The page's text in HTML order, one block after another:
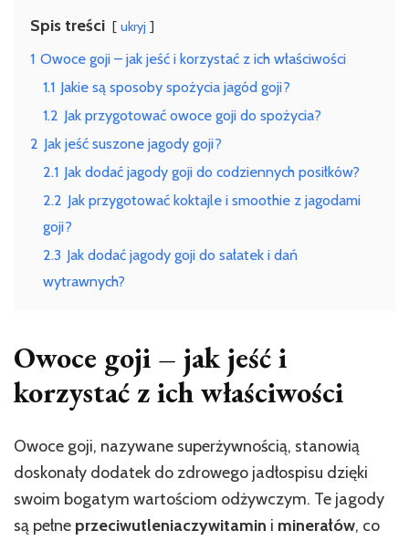
jak
i
korzystać
ich
wartości
odżywczych
Spis treści ukryj
1 Owoce goji – jak jeść i korzystać z ich właściwości
1.1 Jakie są sposoby spożycia jagód goji?
1.2 Jak przygotować owoce goji do spożycia?
2 Jak jeść suszone jagody goji?
2.1 Jak dodać jagody goji do codziennych posiłków?
2.2 Jak przygotować koktajle i smoothie z jagodami
goji?
2.3 Jak dodać jagody goji do sałatek i dań
wytrawnych?
Owoce goji – jak jeść i
korzystać z ich właściwości
Owoce goji, nazywane superżywnością, stanowią
doskonały dodatek do zdrowego jadłospisu dzięki
swoim bogatym wartościom odżywczym. Te jagody
są pełne przeciwutleniaczywitamin i minerałów, co